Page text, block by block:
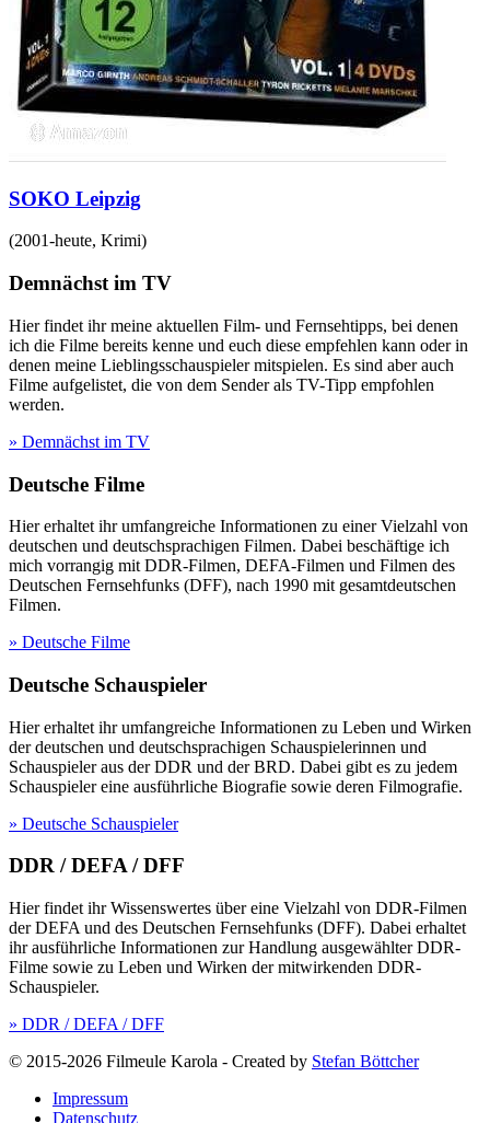
SOKO Leipzig
(2001-heute, Krimi)
Demnächst im TV
Hier findet ihr meine aktuellen Film- und Fernsehtipps, bei denen
ich die Filme bereits kenne und euch diese empfehlen kann oder in
denen meine Lieblingsschauspieler mitspielen. Es sind aber auch
Filme aufgelistet, die von dem Sender als TV-Tipp empfohlen
werden.
» Demnächst im TV
Deutsche Filme
Hier erhaltet ihr umfangreiche Informationen zu einer Vielzahl von
deutschen und deutschsprachigen Filmen. Dabei beschäftige ich
mich vorrangig mit DDR-Filmen, DEFA-Filmen und Filmen des
Deutschen Fernsehfunks (DFF), nach 1990 mit gesamtdeutschen
Filmen.
» Deutsche Filme
Deutsche Schauspieler
Hier erhaltet ihr umfangreiche Informationen zu Leben und Wirken
der deutschen und deutschsprachigen Schauspielerinnen und
Schauspieler aus der DDR und der BRD. Dabei gibt es zu jedem
Schauspieler eine ausführliche Biografie sowie deren Filmografie.
» Deutsche Schauspieler
DDR / DEFA / DFF
Hier findet ihr Wissenswertes über eine Vielzahl von DDR-Filmen
der DEFA und des Deutschen Fernsehfunks (DFF). Dabei erhaltet
ihr ausführliche Informationen zur Handlung ausgewählter DDR-
Filme sowie zu Leben und Wirken der mitwirkenden DDR-
Schauspieler.
» DDR / DEFA / DFF
© 2015-2026 Filmeule Karola - Created by Stefan Böttcher
Impressum
Datenschutz